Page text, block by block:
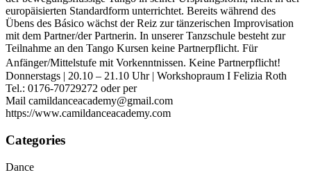
europäisierten Standardform unterrichtet. Bereits während des
Übens des Básico wächst der Reiz zur tänzerischen Improvisation
mit dem Partner/der Partnerin. In unserer Tanzschule besteht zur
Teilnahme an den Tango Kursen keine Partnerpflicht. ​ Für
Anfänger/Mittelstufe mit Vorkenntnissen. Keine Partnerpflicht!
Donnerstags | 20.10 – 21.10 Uhr | Workshopraum I Felizia Roth
Tel.: 0176-70729272 oder per
Mail camildanceacademy@gmail.com
https://www.camildanceacademy.com
Categories
Dance